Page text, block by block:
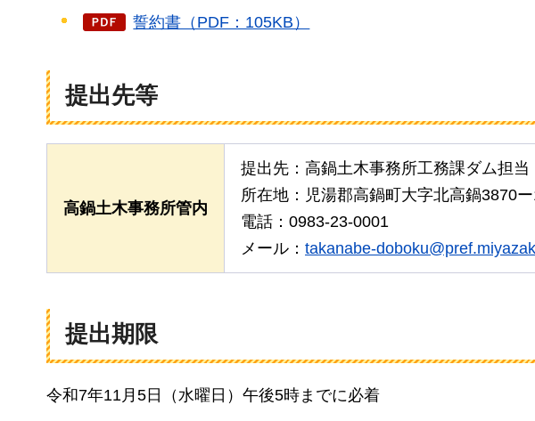
誓約書（PDF：105KB）
提出先等
高鍋土木事務所管内
提出先：高鍋土木事務所工務課ダム担当
所在地：児湯郡高鍋町大字北高鍋3870
電話：0983-23-0001
メール： takanabe-
提出期限
令和7年11月5日（水曜日）午後5時までに必着